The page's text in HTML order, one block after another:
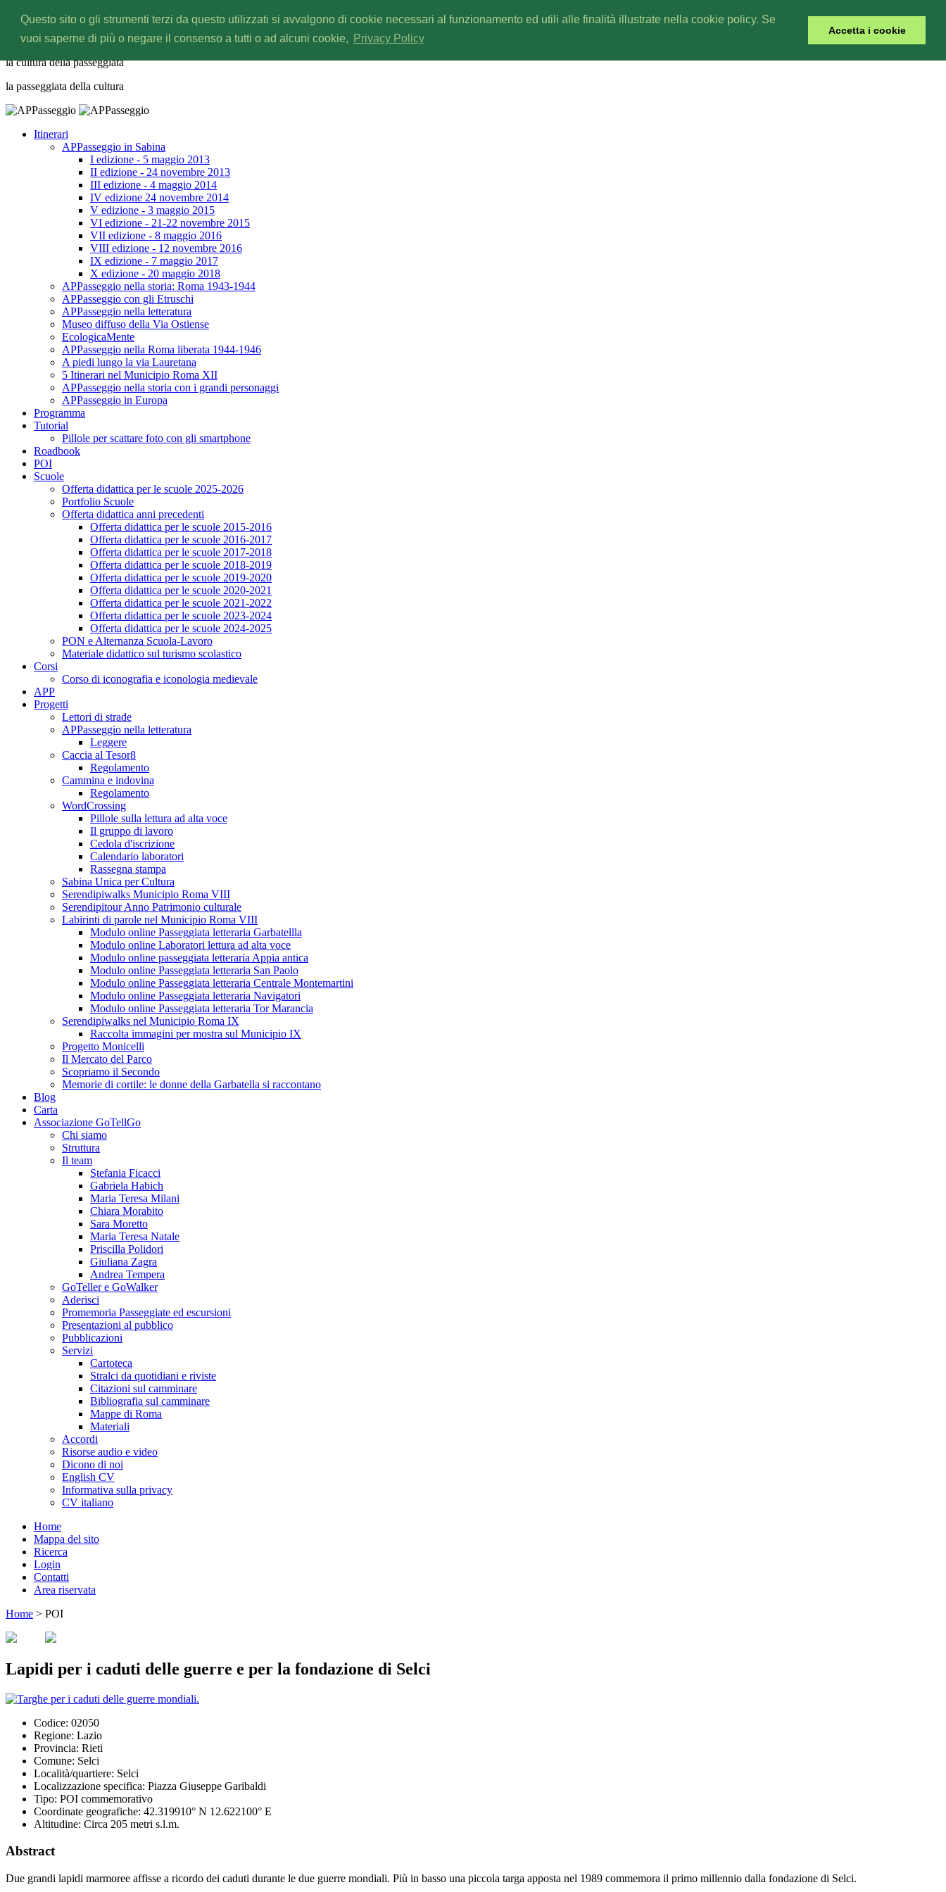
Questo sito o gli strumenti terzi da questo utilizzati si avvalgono di cookie necessari al funzionamento ed utili alle finalità illustrate nella cookie policy. Se
vuoi saperne di più o negare il consenso a tutti o ad alcuni cookie,
Privacy Policy
Accetta i cookie
APPasseggio
la cultura dellapasseggiata
la passeggiata della cultura
Itinerari
APPasseggio in Sabina
I edizione - 5 maggio 2013
II edizione - 24 novembre 2013
III edizione - 4 maggio 2014
IV edizione 24 novembre 2014
V edizione - 3 maggio 2015
VI edizione - 21-22 novembre 2015
VII edizione - 8 maggio 2016
VIII edizione - 12 novembre 2016
IX edizione - 7 maggio 2017
X edizione - 20 maggio 2018
APPasseggio nella storia: Roma 1943-1944
APPasseggio con gli Etruschi
APPasseggio nella letteratura
Museo diffuso della Via Ostiense
EcologicaMente
APPasseggio nella Roma liberata 1944-1946
A piedi lungo la via Lauretana
5 Itinerari nel Municipio Roma XII
APPasseggio nella storia con i grandi personaggi
APPasseggio in Europa
Programma
Tutorial
Pillole per scattare foto con gli smartphone
Roadbook
POI
Scuole
Offerta didattica per le scuole 2025-2026
Portfolio Scuole
Offerta didattica anni precedenti
Offerta didattica per le scuole 2015-2016
Offerta didattica per le scuole 2016-2017
Offerta didattica per le scuole 2017-2018
Offerta didattica per le scuole 2018-2019
Offerta didattica per le scuole 2019-2020
Offerta didattica per le scuole 2020-2021
Offerta didattica per le scuole 2021-2022
Offerta didattica per le scuole 2023-2024
Offerta didattica per le scuole 2024-2025
PON e Alternanza Scuola-Lavoro
Materiale didattico sul turismo scolastico
Corsi
Corso di iconografia e iconologia medievale
APP
Progetti
Lettori di strade
APPasseggio nella letteratura
Leggere
Caccia al Tesor8
Regolamento
Cammina e indovina
Regolamento
WordCrossing
Pillole sulla lettura ad alta voce
Il gruppo di lavoro
Cedola d'iscrizione
Calendario laboratori
Rassegna stampa
Sabina Unica per Cultura
Serendipiwalks Municipio Roma VIII
Serendipitour Anno Patrimonio culturale
Labirinti di parole nel Municipio Roma VIII
Modulo online Passeggiata letteraria Garbatellla
Modulo online Laboratori lettura ad alta voce
Modulo online passeggiata letteraria Appia antica
Modulo online Passeggiata letteraria San Paolo
Modulo online Passeggiata letteraria Centrale Montemartini
Modulo online Passeggiata letteraria Navigatori
Modulo online Passeggiata letteraria Tor Marancia
Serendipiwalks nel Municipio Roma IX
Raccolta immagini per mostra sul Municipio IX
Progetto Monicelli
Il Mercato del Parco
Scopriamo il Secondo
Memorie di cortile: le donne della Garbatella si raccontano
Blog
Carta
Associazione GoTellGo
Chi siamo
Struttura
Il team
Stefania Ficacci
Gabriela Habich
Maria Teresa Milani
Chiara Morabito
Sara Moretto
Maria Teresa Natale
Priscilla Polidori
Giuliana Zagra
Andrea Tempera
GoTeller e GoWalker
Aderisci
Promemoria Passeggiate ed escursioni
Presentazioni al pubblico
Pubblicazioni
Servizi
Cartoteca
Stralci da quotidiani e riviste
Citazioni sul camminare
Bibliografia sul camminare
Mappe di Roma
Materiali
Accordi
Risorse audio e video
Dicono di noi
English CV
Informativa sulla privacy
CV italiano
Home
Mappa del sito
Ricerca
Login
Contatti
Area riservata
Home > POI
Lapidi per i caduti delle guerre e per la fondazione di Selci
Codice: 02050
Regione: Lazio
Provincia: Rieti
Comune: Selci
Località/quartiere: Selci
Localizzazione specifica: Piazza Giuseppe Garibaldi
Tipo: POI commemorativo
Coordinate geografiche: 42.319910° N 12.622100° E
Altitudine: Circa 205 metri s.l.m.
Abstract
Due grandi lapidi marmoree affisse a ricordo dei caduti durante le due guerre mondiali. Più in basso una piccola targa apposta nel 1989 commemora il primo millennio dalla fondazione di Selci.